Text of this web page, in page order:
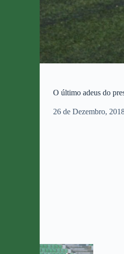
O último adeus do
26 de Dezembro,